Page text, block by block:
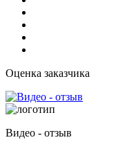
Оценка заказчика
Видео - отзыв